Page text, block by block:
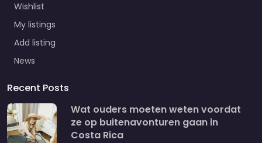
Wishlist
My listings
Add listing
News
Recent Posts
Wat ouders moeten weten voordat
ze op buitenavonturen gaan in
Costa Rica